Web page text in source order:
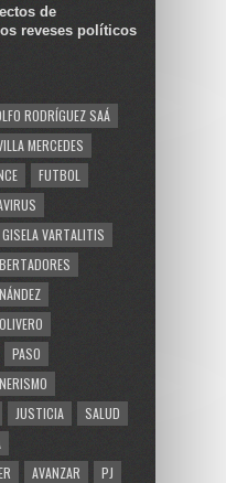
de
reveses políticos
RODRÍGUEZ SAÁ
MERCEDES
FUTBOL
GISELA VARTALITIS
PASO
JUSTICIA
SALUD
AVANZAR PJ